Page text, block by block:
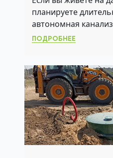
ЗАПАХА,
АВАРИЙ
планируете
автономная
ПОДРОБНЕЕ